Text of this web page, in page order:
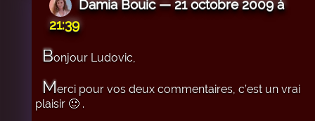
Damia Bouic — 21 octobre 2009 à
21:39
Bonjour Ludovic,
Merci pour vos deux commentaires, c’est un vrai
plaisir 🙂 .